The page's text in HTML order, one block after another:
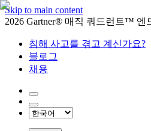
Skip to main content
2026 Gartner® 매직 쿼드런트™ 엔
침해 사고를 겪고 계신가요?
블로그
채용